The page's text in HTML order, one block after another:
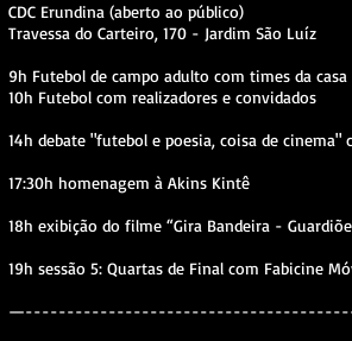
CDC Erundina (aberto ao público)
Travessa do Carteiro, 170 - Jardim São Luíz
9h Futebol de campo adulto com times da casa
10h Futebol com realizadores e convidados
14h debate "futebol e poesia, coisa de cinema"
17:30h homenagem à Akins Kintê
18h exibição do filme “Gira Bandeira -
19h sessão 5: Quartas de Final com Fabicine